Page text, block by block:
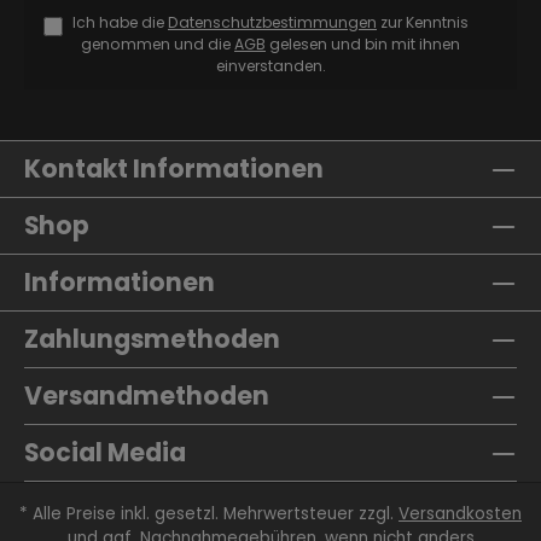
Ich habe die Datenschutzbestimmungen zur Kenntnis
genommen und dieAGB gelesen und bin mit ihnen
einverstanden.
Kontakt Informationen
Shop
Informationen
Zahlungsmethoden
Versandmethoden
Social Media
* Alle Preise inkl. gesetzl. Mehrwertsteuer zzgl. Versandkosten